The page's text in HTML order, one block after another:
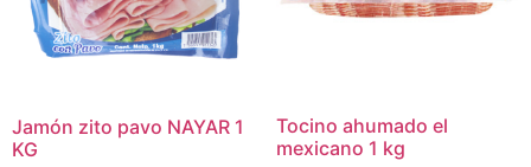
Jamón zito pavo NAYAR 1
KG
Tocino ahumado el
mexicano 1 kg